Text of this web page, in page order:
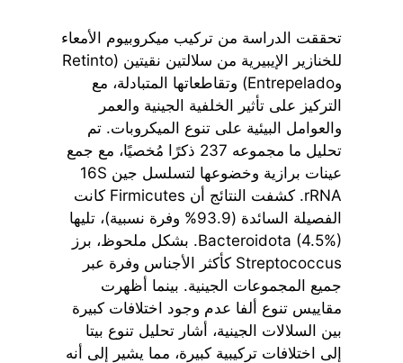
تحققت الدراسة من تركيب ميكروبيوم الأمعاء
للخنازير الإيبيرية من سلالتين نقيتين (Retinto
وEntrepelado) وتقاطعاتها المتبادلة، مع
التركيز على تأثير الخلفية الجينية والعمر
والعوامل البيئية على تنوع الميكروبات. تم
تحليل ما مجموعه 237 ذكرًا مُخصيًا، مع جمع
عينات برازية وخضوعها لتسلسل جين 16S
rRNA. كشفت النتائج أن Firmicutes كانت
الفصيلة السائدة (93.9% وفرة نسبية)، تليها
Bacteroidota (4.5%). بشكل ملحوظ، برز
Streptococcus كأكثر الأجناس وفرة عبر
جميع المجموعات الجينية. بينما أظهرت
مقاييس تنوع ألفا عدم وجود اختلافات كبيرة
بين السلالات الجينية، أشار تحليل تنوع بيتا
إلى اختلافات تركيبية كبيرة، مما يشير إلى أنه